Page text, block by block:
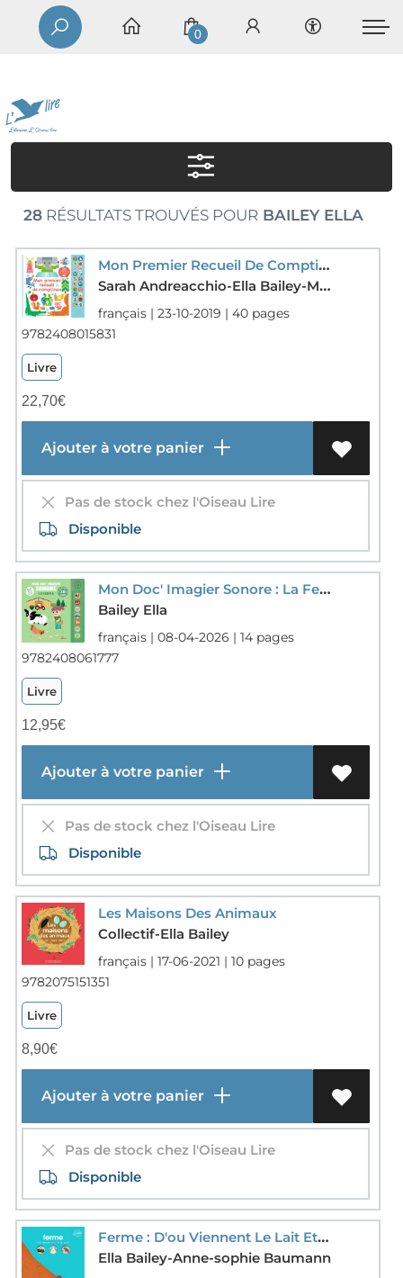
0
28RÉSULTATS TROUVÉS POURBAILEY ELLA
Mon Premier Recueil De Comptines
Sarah Andreacchio-Ella Bailey-Marion Cocklico-Shunsuke Satake
français | 23-10-2019 | 40 pages
9782408015831
Livre
22,70€
Ajouter à votre panier
Pas de stock chez l'Oiseau Lire
Disponible
Mon Doc' Imagier Sonore : La Ferme
Bailey Ella
français | 08-04-2026 | 14 pages
9782408061777
Livre
12,95€
Ajouter à votre panier
Pas de stock chez l'Oiseau Lire
Disponible
Les Maisons Des Animaux
Collectif-Ella Bailey
français | 17-06-2021 | 10 pages
9782075151351
Livre
8,90€
Ajouter à votre panier
Pas de stock chez l'Oiseau Lire
Disponible
Ferme : D'ou Viennent Le Lait Et Les Oeufs ?
Ella Bailey-Anne-sophie Baumann